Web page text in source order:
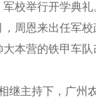
校举行开学典礼
周恩来出任军
本营的铁甲车
主持下，广州